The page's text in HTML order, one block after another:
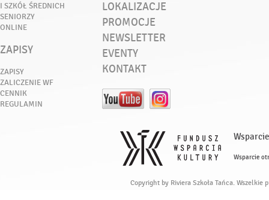
I SZKÓŁ ŚREDNICH
SENIORZY
ONLINE
ZAPISY
ZAPISY
ZALICZENIE WF
CENNIK
REGULAMIN
LOKALIZACJE
PROMOCJE
NEWSLETTER
EVENTY
KONTAKT
Wsparcie
Copyright by Riviera Szkoła Tańca. Wszelkie